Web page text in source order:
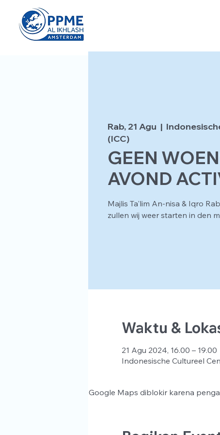
Rab, 21 Agu
  |
(ICC)
GEEN
AVOND
Majlis Ta'lim An-nisa & Iqro
zullen wij weer starten in den
Waktu &
21 Agu 2024, 16.00 – 19.00
Indonesische Cultureel
Google Maps diblokir karena